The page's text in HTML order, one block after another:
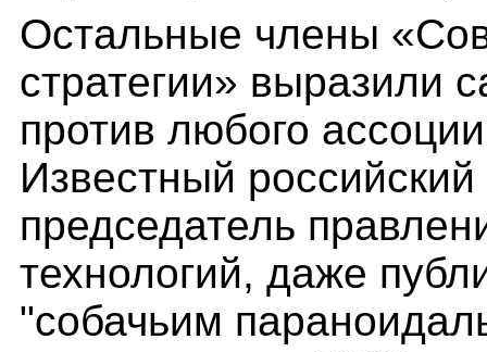
Остальные члены
стратегии» выразили
против любого
Известный
председатель
технологий, даже
"собачьим